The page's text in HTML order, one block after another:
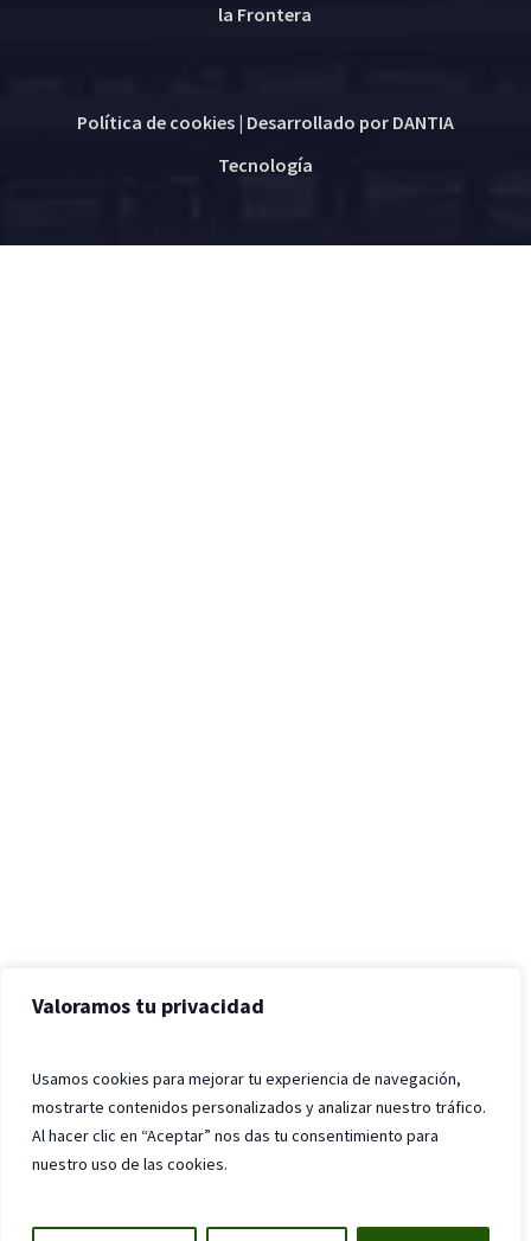
Valoramos tu privacidad
Usamos cookies para mejorar tu experiencia de navegación,
mostrarte contenidos personalizados y analizar nuestro tráfico.
Al hacer clic en “Aceptar” nos das tu consentimiento para
nuestro uso de las cookies.
la Frontera
Política de cookies| Desarrollado por DANTIA
Tecnología